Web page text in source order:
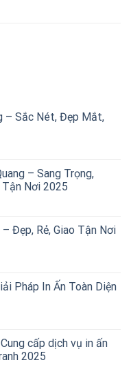
– Sắc Nét, Đẹp Mắt,
– Sang Trọng,
Tận Nơi 2025
Đẹp, Rẻ, Giao Tận Nơi
Pháp In Ấn Toàn Diện
cấp dịch vụ in ấn
2025